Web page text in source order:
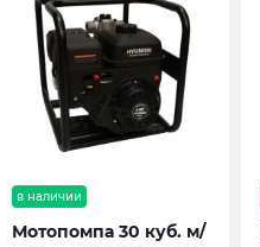
в наличии
Мотопомпа 30 куб. м/